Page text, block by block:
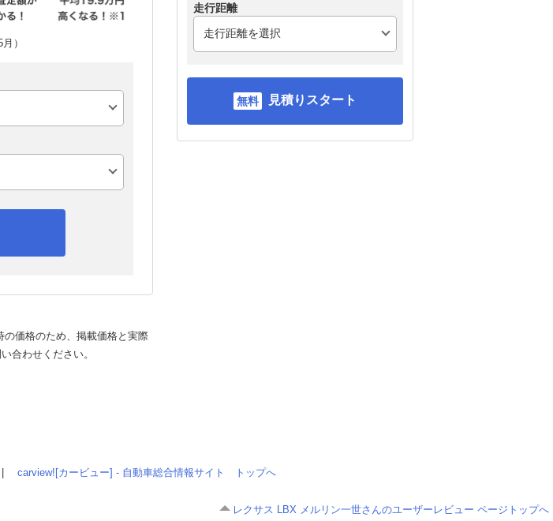
）
価格のため、掲載価格と実際
合わせください。
走行距離
見積りスタート
carview![カービュー] - 自動車総合情報サイト トップへ
レクサス LBX メルリン一世さんのユーザーレビュー ページトップへ